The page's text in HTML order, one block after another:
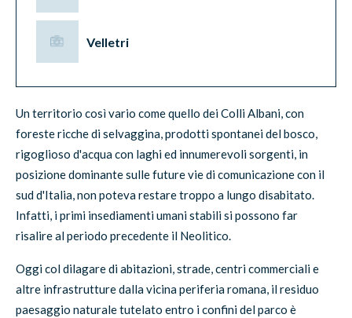
Velletri
Un territorio così vario come quello dei Colli Albani, con
foreste ricche di selvaggina, prodotti spontanei del bosco,
rigoglioso d'acqua con laghi ed innumerevoli sorgenti, in
posizione dominante sulle future vie di comunicazione con il
sud d'Italia, non poteva restare troppo a lungo disabitato.
Infatti, i primi insediamenti umani stabili si possono far
risalire al periodo precedente il Neolitico.
Oggi col dilagare di abitazioni, strade, centri commerciali e
altre infrastrutture dalla vicina periferia romana, il residuo
paesaggio naturale tutelato entro i confini del parco è